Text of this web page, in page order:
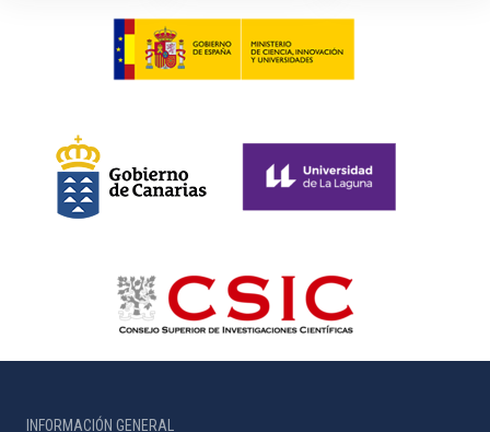
INFORMACIÓN GENERAL